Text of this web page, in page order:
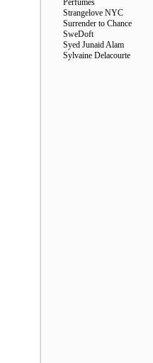
Perfumes
Strangelove NYC
Surrender to Chance
SweDoft
Syed Junaid Alam
Sylvaine Delacourte